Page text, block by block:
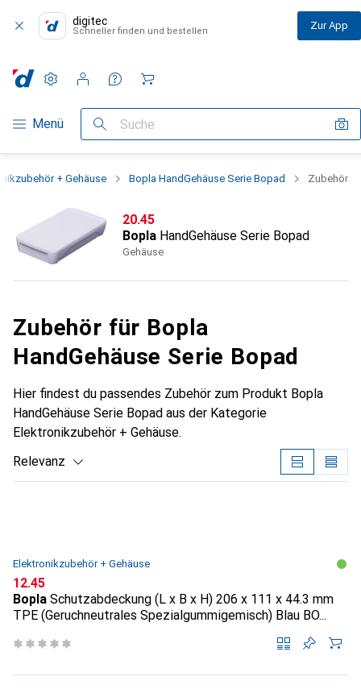
digitec
Schneller finden und bestellen Zur App
Navigation nach Kategorien
Menü Suche
Einstellungen
Kundenkonto
Vergleichslisten
Merklisten
Warenkorb
+ Gehäuse Bopla HandGehäuse Serie Bopad Zubehör
CHF
20.45
Bopla HandGehäuse Serie Bopad
Gehäuse
Zubehör für Bopla
HandGehäuse Serie Bopad
Hier findest du passendes Zubehör zum Produkt Bopla
HandGehäuse Serie Bopad aus der Kategorie
Elektronikzubehör + Gehäuse.
Relevanz
Elektronikzubehör + Gehäuse
CHF
12.45
Bopla Schutzabdeckung (L x B x H) 206 x 111 x 44.3 mm
TPE (Geruchneutrales Spezialgummigemisch) Blau BO...